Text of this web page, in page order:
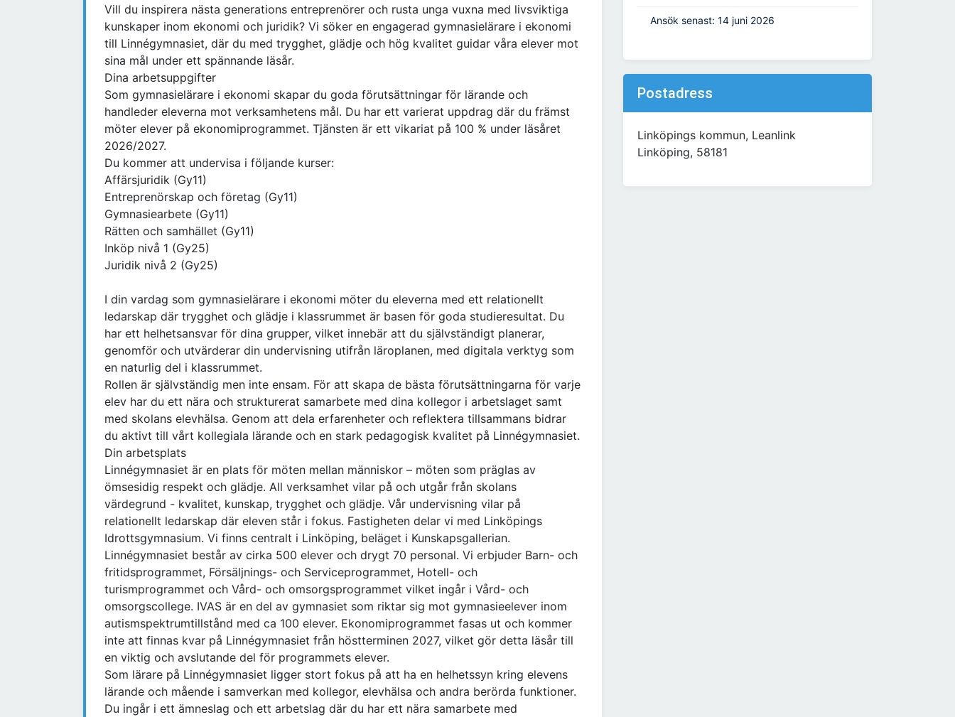
Vill du inspirera nästa generations entreprenörer och rusta unga vuxna med livsviktiga
kunskaper inom ekonomi och juridik? Vi söker en engagerad gymnasielärare i ekonomi
till Linnégymnasiet, där du med trygghet, glädje och hög kvalitet guidar våra elever mot
sina mål under ett spännande läsår.
Dina arbetsuppgifter
Som gymnasielärare i ekonomi skapar du goda förutsättningar för lärande och
handleder eleverna mot verksamhetens mål. Du har ett varierat uppdrag där du främst
möter elever på ekonomiprogrammet. Tjänsten är ett vikariat på 100 % under läsåret
2026/2027.
Du kommer att undervisa i följande kurser:
Affärsjuridik (Gy11)
Entreprenörskap och företag (Gy11)
Gymnasiearbete (Gy11)
Rätten och samhället (Gy11)
Inköp nivå 1 (Gy25)
Juridik nivå 2 (Gy25)
I din vardag som gymnasielärare i ekonomi möter du eleverna med ett relationellt
ledarskap där trygghet och glädje i klassrummet är basen för goda studieresultat. Du
har ett helhetsansvar för dina grupper, vilket innebär att du självständigt planerar,
genomför och utvärderar din undervisning utifrån läroplanen, med digitala verktyg som
en naturlig del i klassrummet.
Rollen är självständig men inte ensam. För att skapa de bästa förutsättningarna för varje
elev har du ett nära och strukturerat samarbete med dina kollegor i arbetslaget samt
med skolans elevhälsa. Genom att dela erfarenheter och reflektera tillsammans bidrar
du aktivt till vårt kollegiala lärande och en stark pedagogisk kvalitet på Linnégymnasiet.
Din arbetsplats
Linnégymnasiet är en plats för möten mellan människor – möten som präglas av
ömsesidig respekt och glädje. All verksamhet vilar på och utgår från skolans
värdegrund - kvalitet, kunskap, trygghet och glädje. Vår undervisning vilar på
relationellt ledarskap där eleven står i fokus. Fastigheten delar vi med Linköpings
Idrottsgymnasium. Vi finns centralt i Linköping, beläget i Kunskapsgallerian.
Linnégymnasiet består av cirka 500 elever och drygt 70 personal. Vi erbjuder Barn- och
fritidsprogrammet, Försäljnings- och Serviceprogrammet, Hotell- och
turismprogrammet och Vård- och omsorgsprogrammet vilket ingår i Vård- och
omsorgscollege. IVAS är en del av gymnasiet som riktar sig mot gymnasieelever inom
autismspektrumtillstånd med ca 100 elever. Ekonomiprogrammet fasas ut och kommer
inte att finnas kvar på Linnégymnasiet från höstterminen 2027, vilket gör detta läsår till
en viktig och avslutande del för programmets elever.
Som lärare på Linnégymnasiet ligger stort fokus på att ha en helhetssyn kring elevens
lärande och mående i samverkan med kollegor, elevhälsa och andra berörda funktioner.
Du ingår i ett ämneslag och ett arbetslag där du har ett nära samarbete med
Ansök senast: 14 juni 2026
Postadress
Linköpings kommun, Leanlink
Linköping, 58181